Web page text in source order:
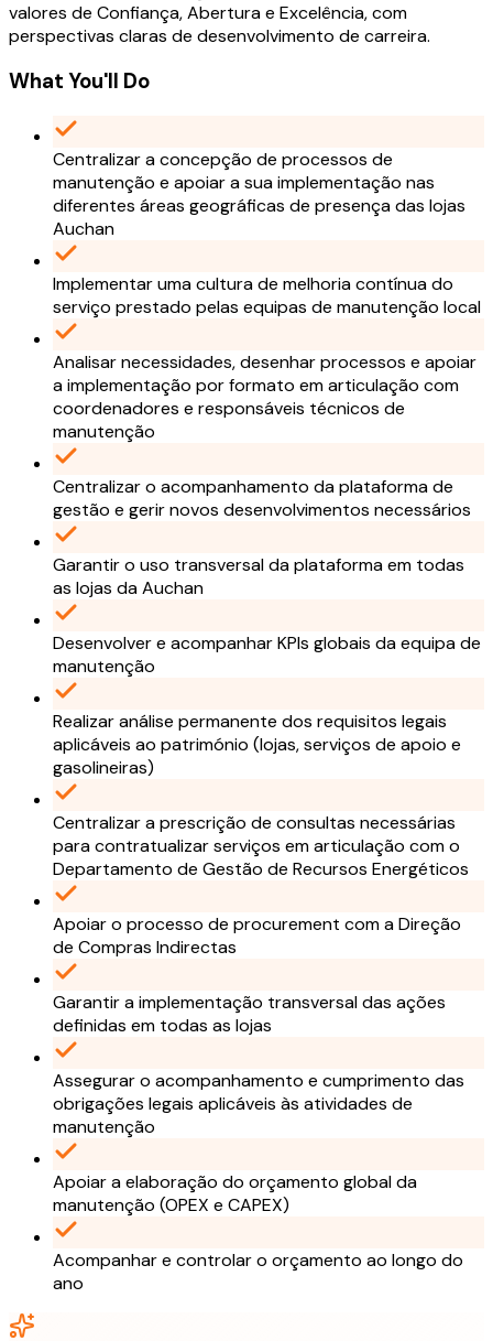
valores de Confiança, Abertura e Excelência, com
perspectivas claras de desenvolvimento de carreira.
What You'll Do
Centralizar a concepção de processos de
manutenção e apoiar a sua implementação nas
diferentes áreas geográficas de presença das lojas
Auchan
Implementar uma cultura de melhoria contínua do
serviço prestado pelas equipas de manutenção local
Analisar necessidades, desenhar processos e apoiar
a implementação por formato em articulação com
coordenadores e responsáveis técnicos de
manutenção
Centralizar o acompanhamento da plataforma de
gestão e gerir novos desenvolvimentos necessários
Garantir o uso transversal da plataforma em todas
as lojas da Auchan
Desenvolver e acompanhar KPIs globais da equipa de
manutenção
Realizar análise permanente dos requisitos legais
aplicáveis ao património (lojas, serviços de apoio e
gasolineiras)
Centralizar a prescrição de consultas necessárias
para contratualizar serviços em articulação com o
Departamento de Gestão de Recursos Energéticos
Apoiar o processo de procurement com a Direção
de Compras Indirectas
Garantir a implementação transversal das ações
definidas em todas as lojas
Assegurar o acompanhamento e cumprimento das
obrigações legais aplicáveis às atividades de
manutenção
Apoiar a elaboração do orçamento global da
manutenção (OPEX e CAPEX)
Acompanhar e controlar o orçamento ao longo do
ano